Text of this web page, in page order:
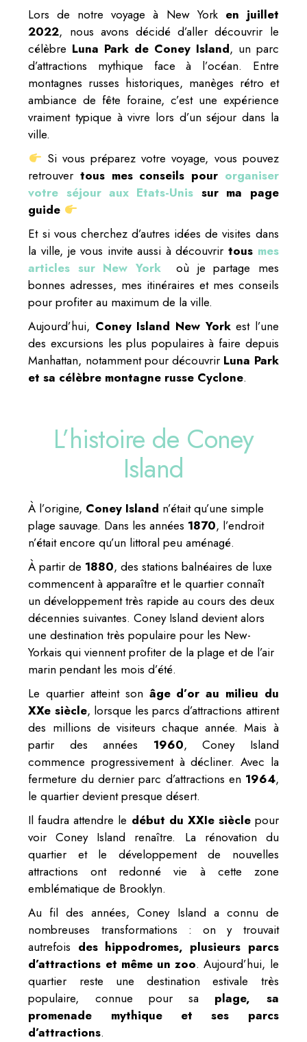
Lors de notre voyage à New York en juillet
2022, nous avons décidé d’aller découvrir le
célèbre Luna Park de Coney Island, un parc
d’attractions mythique face à l’océan. Entre
montagnes russes historiques, manèges rétro et
ambiance de fête foraine, c’est une expérience
vraiment typique à vivre lors d’un séjour dans la
ville.
Si vous préparez votre voyage, vous pouvez
retrouvertous mes conseils pour organiser
votre séjour aux Etats-Unis sur ma page
guide
Et si vous cherchez d’autres idées de visites dans
la ville, je vous invite aussi à découvrirtous mes
articles sur New York
où je partage mes
bonnes adresses, mes itinéraires et mes conseils
pour profiter au maximum de la ville.
Aujourd’hui, Coney Island New Yorkest l’une
des excursions les plus populaires à faire depuis
Manhattan, notamment pour découvrir Luna Park
et sa célèbre montagne russe Cyclone.
L’histoire de Coney
Island
À l’origine, Coney Island n’était qu’une simple
plage sauvage. Dans les années 1870, l’endroit
n’était encore qu’un littoral peu aménagé.
À partir de 1880, des stations balnéaires de luxe
commencent à apparaître et le quartier connaît
un développement très rapide au cours des deux
décennies suivantes. Coney Island devient alors
une destination très populaire pour les New-
Yorkais qui viennent profiter de la plage et de l’air
marin pendant les mois d’été.
Le quartier atteint son âge d’or au milieu du
XXe siècle, lorsque les parcs d’attractions attirent
des millions de visiteurs chaque année. Mais à
partir des années 1960, Coney Island
commence progressivement à décliner. Avec la
fermeture du dernier parc d’attractions en 1964,
le quartier devient presque désert.
Il faudra attendre le début du XXIe sièclepour
voir Coney Island renaître. La rénovation du
quartier et le développement de nouvelles
attractions ont redonné vie à cette zone
emblématique de Brooklyn.
Au fil des années, Coney Island a connu de
nombreuses transformations : on y trouvait
autrefois des hippodromes, plusieurs parcs
d’attractions et même un zoo. Aujourd’hui, le
quartier reste une destination estivale très
populaire, connue pour sa plage, sa
promenade mythique et ses parcs
d’attractions.